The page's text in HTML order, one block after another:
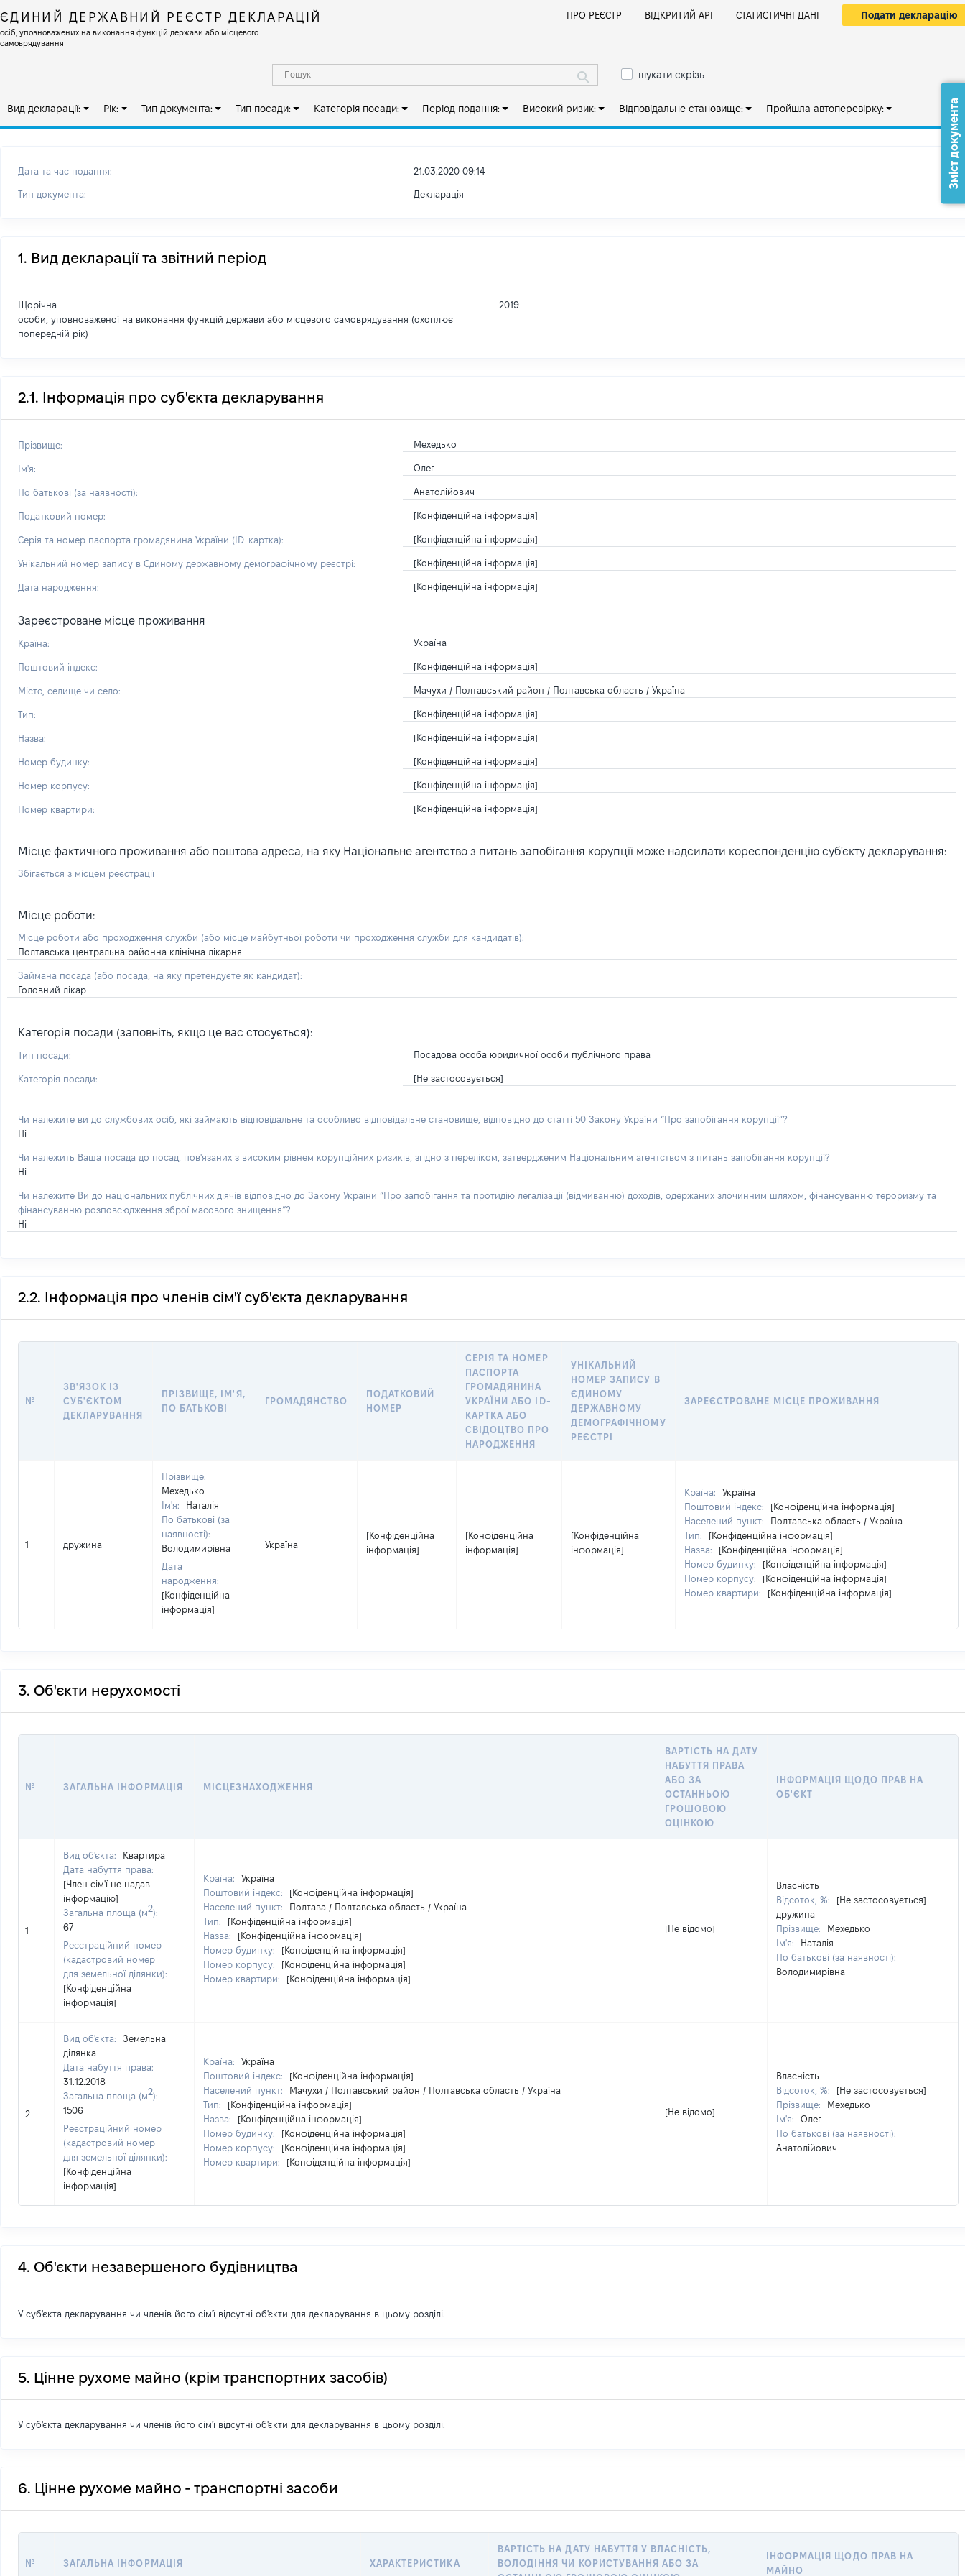
ЄДИНИЙ ДЕРЖАВНИЙ РЕЄСТР ДЕКЛАРАЦІЙ
осіб, уповноважених на виконання функцій держави або місцевого
самоврядування
ПРО РЕЄСТР ВІДКРИТИЙ АРІ СТАТИСТИЧНІ ДАНІ Подати декларацію
шукати скрізь
Вид декларації: Рік: Тип документа: Тип посади: Категорія посади: Період подання: Високий ризик: Відповідальне становище: Пройшла автоперевірку:
Дата та час подання: 21.03.2020 09:14
Тип документа: Декларація
1. Вид декларації та звітний період
Щорічна
особи, уповноваженої на виконання функцій держави або місцевого самоврядування (охоплює
попередній рік)
2019
2.1. Інформація про суб'єкта декларування
Прізвище: Мехедько
Ім'я: Олег
По батькові (за наявності): Анатолійович
Податковий номер: [Конфіденційна інформація]
Серія та номер паспорта громадянина України (ID-картка): [Конфіденційна інформація]
Унікальний номер запису в Єдиному державному демографічному реєстрі: [Конфіденційна інформація]
Дата народження: [Конфіденційна інформація]
Зареєстроване місце проживання
Країна: Україна
Поштовий індекс: [Конфіденційна інформація]
Місто, селище чи село: Мачухи / Полтавський район / Полтавська область / Україна
Тип: [Конфіденційна інформація]
Назва: [Конфіденційна інформація]
Номер будинку: [Конфіденційна інформація]
Номер корпусу: [Конфіденційна інформація]
Номер квартири: [Конфіденційна інформація]
Місце фактичного проживання або поштова адреса, на яку Національне агентство з питань запобігання корупції може надсилати кореспонденцію суб'єкту декларування:
Збігається з місцем реєстрації
Місце роботи:
Місце роботи або проходження служби (або місце майбутньої роботи чи проходження служби для кандидатів):
Полтавська центральна районна клінічна лікарня
Займана посада (або посада, на яку претендуєте як кандидат):
Головний лікар
Категорія посади (заповніть, якщо це вас стосується):
Тип посади: Посадова особа юридичної особи публічного права
Категорія посади: [Не застосовується]
Чи належите ви до службових осіб, які займають відповідальне та особливо відповідальне становище, відповідно до статті 50 Закону України “Про запобігання корупції”?
Ні
Чи належить Ваша посада до посад, пов'язаних з високим рівнем корупційних ризиків, згідно з переліком, затвердженим Національним агентством з питань запобігання корупції?
Ні
Чи належите Ви до національних публічних діячів відповідно до Закону України “Про запобігання та протидію легалізації (відмиванню) доходів, одержаних злочинним шляхом, фінансуванню тероризму та
фінансуванню розповсюдження зброї масового знищення”?
Ні
2.2. Інформація про членів сім'ї суб'єкта декларування
№
ЗВ'ЯЗОК ІЗ
СУБ'ЄКТОМ
ДЕКЛАРУВАННЯ
ПРІЗВИЩЕ, ІМ'Я,
ПО БАТЬКОВІ
ГРОМАДЯНСТВО
ПОДАТКОВИЙ
НОМЕР
СЕРІЯ ТА НОМЕР
ПАСПОРТА
ГРОМАДЯНИНА
УКРАЇНИ АБО ID-
КАРТКА АБО
СВІДОЦТВО ПРО
НАРОДЖЕННЯ
УНІКАЛЬНИЙ
НОМЕР ЗАПИСУ В
ЄДИНОМУ
ДЕРЖАВНОМУ
ДЕМОГРАФІЧНОМУ
РЕЄСТРІ
ЗАРЕЄСТРОВАНЕ МІСЦЕ ПРОЖИВАННЯ
1 дружина
Прізвище:
Мехедько
Ім'я:
Наталія
По батькові (за
наявності):
Володимирівна
Дата
народження:
[Конфіденційна
інформація]
Україна
[Конфіденційна
інформація]
[Конфіденційна
інформація]
[Конфіденційна
інформація]
Країна:
Україна
Поштовий індекс:
[Конфіденційна інформація]
Населений пункт:
Полтавська область / Україна
Тип:
[Конфіденційна інформація]
Назва:
[Конфіденційна інформація]
Номер будинку:
[Конфіденційна інформація]
Номер корпусу:
[Конфіденційна інформація]
Номер квартири:
[Конфіденційна інформація]
3. Об'єкти нерухомості
№ ЗАГАЛЬНА ІНФОРМАЦІЯ МІСЦЕЗНАХОДЖЕННЯ
ВАРТІСТЬ НА ДАТУ
НАБУТТЯ ПРАВА
АБО ЗА
ОСТАННЬОЮ
ГРОШОВОЮ
ОЦІНКОЮ
ІНФОРМАЦІЯ ЩОДО ПРАВ НА
ОБ'ЄКТ
1
Вид об'єкта:
Квартира
Дата набуття права:
[Член сім'ї не надав
інформацію]
Загальна площа (м2):
67
Реєстраційний номер
(кадастровий номер
для земельної ділянки):
[Конфіденційна
інформація]
Країна:
Україна
Поштовий індекс:
[Конфіденційна інформація]
Населений пункт:
Полтава / Полтавська область / Україна
Тип:
[Конфіденційна інформація]
Назва:
[Конфіденційна інформація]
Номер будинку:
[Конфіденційна інформація]
Номер корпусу:
[Конфіденційна інформація]
Номер квартири:
[Конфіденційна інформація]
[Не відомо]
Власність
Відсоток, %:
[Не застосовується]
дружина
Прізвище:
Мехедько
Ім'я:
Наталія
По батькові (за наявності):
Володимирівна
2
Вид об'єкта:
Земельна
ділянка
Дата набуття права:
31.12.2018
Загальна площа (м2):
1506
Реєстраційний номер
(кадастровий номер
для земельної ділянки):
[Конфіденційна
інформація]
Країна:
Україна
Поштовий індекс:
[Конфіденційна інформація]
Населений пункт:
Мачухи / Полтавський район / Полтавська область / Україна
Тип:
[Конфіденційна інформація]
Назва:
[Конфіденційна інформація]
Номер будинку:
[Конфіденційна інформація]
Номер корпусу:
[Конфіденційна інформація]
Номер квартири:
[Конфіденційна інформація]
[Не відомо]
Власність
Відсоток, %:
[Не застосовується]
Прізвище:
Мехедько
Ім'я:
Олег
По батькові (за наявності):
Анатолійович
4. Об'єкти незавершеного будівництва
У суб'єкта декларування чи членів його сім'ї відсутні об'єкти для декларування в цьому розділі.
5. Цінне рухоме майно (крім транспортних засобів)
У суб'єкта декларування чи членів його сім'ї відсутні об'єкти для декларування в цьому розділі.
6. Цінне рухоме майно - транспортні засоби
№ ЗАГАЛЬНА ІНФОРМАЦІЯ ХАРАКТЕРИСТИКА
ВАРТІСТЬ НА ДАТУ НАБУТТЯ У ВЛАСНІСТЬ,
ВОЛОДІННЯ ЧИ КОРИСТУВАННЯ АБО ЗА
ІНФОРМАЦІЯ ЩОДО ПРАВ НА
МАЙНО
Зміст документа